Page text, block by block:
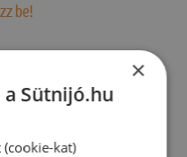
be!
×
a Sütnijó.hu
kat)